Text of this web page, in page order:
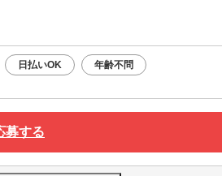
日払いOK 年齢不問
募する